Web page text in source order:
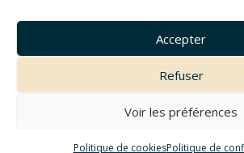
Accepter
Refuser
Voir les préférences
Politique de cookiesPolitique de